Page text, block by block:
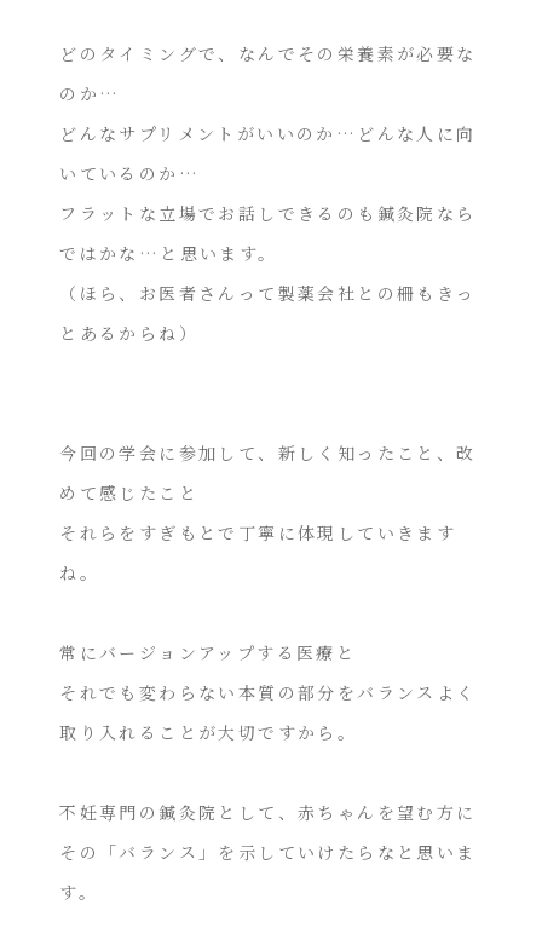
どのタイミングで、なんでその栄養素が必要な
のか…
どんなサプリメントがいいのか…どんな人に向
いているのか…
フラットな立場でお話しできるのも鍼灸院なら
ではかな…と思います。
（ほら、お医者さんって製薬会社との柵もきっ
とあるからね）
今回の学会に参加して、新しく知ったこと、改
めて感じたこと
それらをすぎもとで丁寧に体現していきます
ね。
常にバージョンアップする医療と
それでも変わらない本質の部分をバランスよく
取り入れることが大切ですから。
不妊専門の鍼灸院として、赤ちゃんを望む方に
その「バランス」を示していけたらなと思いま
す。